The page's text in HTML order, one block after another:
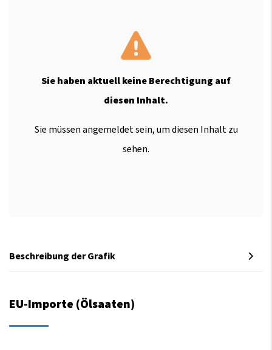
Sie haben aktuell keine Berechtigung auf
diesen Inhalt.
Sie müssen angemeldet sein, um diesen Inhalt zu
sehen.
Beschreibung der Grafik
EU-Importe (Ölsaaten)